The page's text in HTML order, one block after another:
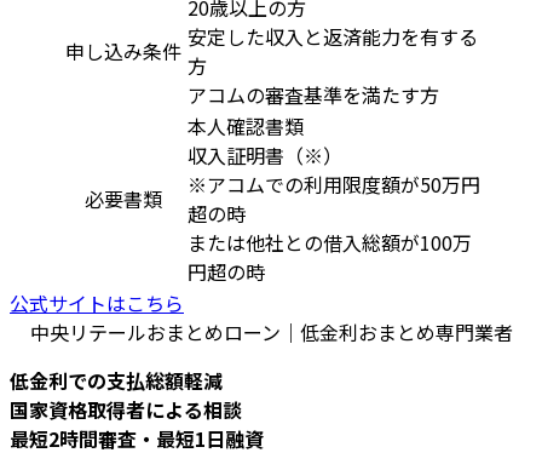
申し込み条件
20歳以上の方
安定した収入と返済能力を有する
方
アコムの審査基準を満たす方
必要書類
本人確認書類
収入証明書（※）
※アコムでの利用限度額が50万円
超の時
または他社との借入総額が100万
円超の時
公式サイトはこちら
中央リテールおまとめローン｜低金利おまとめ専門業者
低金利での支払総額軽減
国家資格取得者による相談
最短2時間審査・最短1日融資